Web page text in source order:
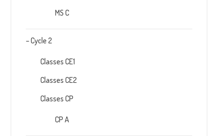
MS C
– Cycle 2
Classes CE1
Classes CE2
Classes CP
CP A